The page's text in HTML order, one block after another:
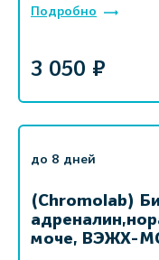
Подробно
3 050 ₽
до 8 дней
(Chromolab)
моче, ВЭЖХ-